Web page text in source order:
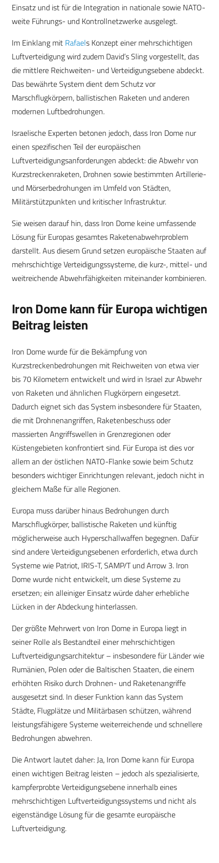
Einsatz und ist für die Integration in nationale sowie NATO-
weite Führungs- und Kontrollnetzwerke ausgelegt.
Im Einklang mit Rafaels Konzept einer mehrschichtigen
Luftverteidigung wird zudem David’s Sling vorgestellt, das
die mittlere Reichweiten- und Verteidigungsebene abdeckt.
Das bewährte System dient dem Schutz vor
Marschflugkörpern, ballistischen Raketen und anderen
modernen Luftbedrohungen.
Israelische Experten betonen jedoch, dass Iron Dome nur
einen spezifischen Teil der europäischen
Luftverteidigungsanforderungen abdeckt: die Abwehr von
Kurzstreckenraketen, Drohnen sowie bestimmten Artillerie-
und Mörserbedrohungen im Umfeld von Städten,
Militärstützpunkten und kritischer Infrastruktur.
Sie weisen darauf hin, dass Iron Dome keine umfassende
Lösung für Europas gesamtes Raketenabwehrproblem
darstellt. Aus diesem Grund setzen europäische Staaten auf
mehrschichtige Verteidigungssysteme, die kurz-, mittel- und
weitreichende Abwehrfähigkeiten miteinander kombinieren.
Iron Dome kann für Europa wichtigen
Beitrag leisten
Iron Dome wurde für die Bekämpfung von
Kurzstreckenbedrohungen mit Reichweiten von etwa vier
bis 70 Kilometern entwickelt und wird in Israel zur Abwehr
von Raketen und ähnlichen Flugkörpern eingesetzt.
Dadurch eignet sich das System insbesondere für Staaten,
die mit Drohnenangriffen, Raketenbeschuss oder
massierten Angriffswellen in Grenzregionen oder
Küstengebieten konfrontiert sind. Für Europa ist dies vor
allem an der östlichen NATO-Flanke sowie beim Schutz
besonders wichtiger Einrichtungen relevant, jedoch nicht in
gleichem Maße für alle Regionen.
Europa muss darüber hinaus Bedrohungen durch
Marschflugkörper, ballistische Raketen und künftig
möglicherweise auch Hyperschallwaffen begegnen. Dafür
sind andere Verteidigungsebenen erforderlich, etwa durch
Systeme wie Patriot, IRIS-T, SAMP/T und Arrow 3. Iron
Dome wurde nicht entwickelt, um diese Systeme zu
ersetzen; ein alleiniger Einsatz würde daher erhebliche
Lücken in der Abdeckung hinterlassen.
Der größte Mehrwert von Iron Dome in Europa liegt in
seiner Rolle als Bestandteil einer mehrschichtigen
Luftverteidigungsarchitektur – insbesondere für Länder wie
Rumänien, Polen oder die Baltischen Staaten, die einem
erhöhten Risiko durch Drohnen- und Raketenangriffe
ausgesetzt sind. In dieser Funktion kann das System
Städte, Flugplätze und Militärbasen schützen, während
leistungsfähigere Systeme weiterreichende und schnellere
Bedrohungen abwehren.
Die Antwort lautet daher: Ja, Iron Dome kann für Europa
einen wichtigen Beitrag leisten – jedoch als spezialisierte,
kampferprobte Verteidigungsebene innerhalb eines
mehrschichtigen Luftverteidigungssystems und nicht als
eigenständige Lösung für die gesamte europäische
Luftverteidigung.